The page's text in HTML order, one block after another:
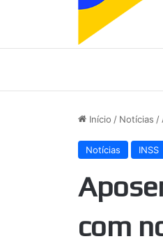
Início / Notícias /
Notícias INSS
com